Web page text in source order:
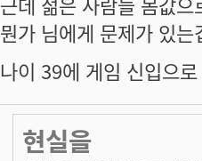
뭔가 님에게 문제가 있는
나이 39에 게임 신입으
현실을